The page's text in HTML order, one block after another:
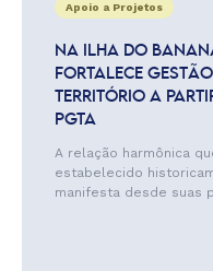
Apoio a Projetos
NA ILHA DO
FORTALECE
TERRITÓRIO A
PGTA
A relação harmônica
estabelecido
manifesta desde suas